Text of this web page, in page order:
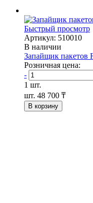
Быстрый просмотр
Артикул: 510010
В наличии
Запайщик пакетов
Розничная цена:
-
1 шт.
шт. 48 700 ₸
В корзину